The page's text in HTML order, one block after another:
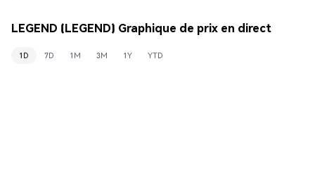
LEGEND (LEGEND) Graphique de prix en direct
1D 7D 1M 3M 1Y YTD